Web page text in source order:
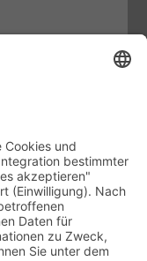
Living